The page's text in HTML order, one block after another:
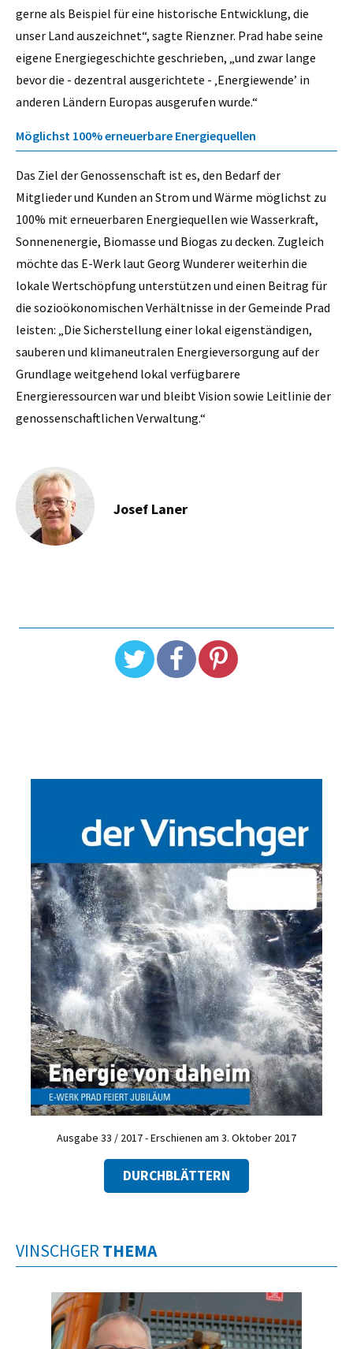
gerne als Beispiel für eine historische Entwicklung, die
unser Land auszeichnet“, sagte Rienzner. Prad habe seine
eigene Energiegeschichte geschrieben, „und zwar lange
bevor die - dezentral ausgerichtete - ‚Energiewende’ in
anderen Ländern Europas ausgerufen wurde.“
Möglichst 100% erneuerbare Energiequellen
Das Ziel der Genossenschaft ist es, den Bedarf der
Mitglieder und Kunden an Strom und Wärme möglichst zu
100% mit erneuerbaren Energiequellen wie Wasserkraft,
Sonnenenergie, Biomasse und Biogas zu decken. Zugleich
möchte das E-Werk laut Georg Wunderer weiterhin die
lokale Wertschöpfung unter­stützen und einen Beitrag für
die sozioökonomischen Verhältnisse in der Gemeinde Prad
leisten: „Die Sicherstellung einer lokal eigenständigen,
sauberen und klimaneutralen Energieversorgung auf der
Grundlage weitgehend lokal verfügbarere
Energieressourcen war und bleibt Vision sowie Leitlinie der
genossenschaftlichen Verwaltung.“
Josef Laner
Ausgabe 33 / 2017 - Erschienen am 3. Oktober 2017
DURCHBLÄTTERN
VINSCHGER THEMA